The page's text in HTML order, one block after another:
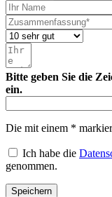
Bitte geben Sie die
ein.
Die mit einem *
Ich habe die
genommen.
Speichern